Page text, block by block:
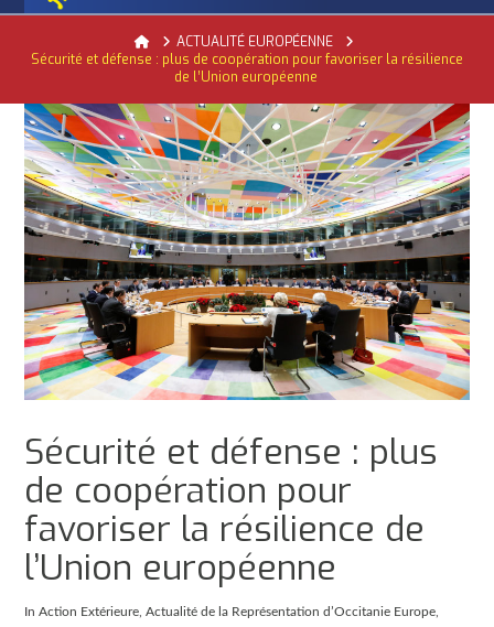
ACTUALITÉ DE L'UNION EUROPÉENNE, ACTUALITÉ DE LA REPRÉSENTATION D’OCCITANIE EUROPE, ECONOMIE CIRCULAIRE, ÉNERGIE - ENVIRONNEMENT - CLIMAT
JUILLET 24, 2026
HomeACTUALITÉ EUROPÉENNE
Sécurité et défense : plus de coopération pour favoriser la résilience
de l’Union européenne
Sécurité et défense : plus
de coopération pour
favoriser la résilience de
l’Union européenne
InAction Extérieure ,Actualité de la Représentation d’Occitanie Europe